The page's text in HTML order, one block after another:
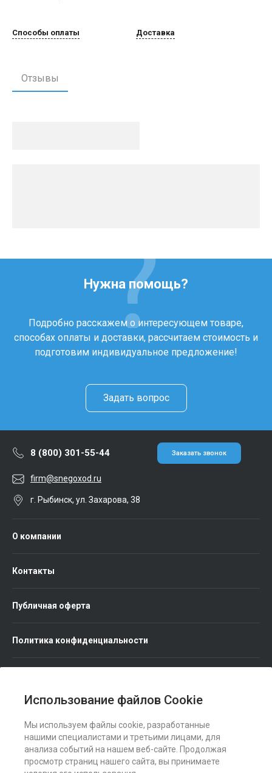
Использование файлов Cookie
Мы используем файлы cookie, разработанные
нашими специалистами и третьими лицами, для
анализа событий на нашем веб-сайте. Продолжая
просмотр страниц нашего сайта, вы принимаете
Способы оплаты Доставка
Отзывы
Нужна помощь?
Подробно расскажем о интересующем товаре,
способах оплаты и доставки, рассчитаем стоимость и
подготовим индивидуальное предложение!
Задать вопрос
8 (800) 301-55-44 Заказать звонок
firm@snegoxod.ru
г. Рыбинск, ул. Захарова, 38
О компании
Контакты
Публичная оферта
Политика конфиденциальности
Мы в соц. сетях